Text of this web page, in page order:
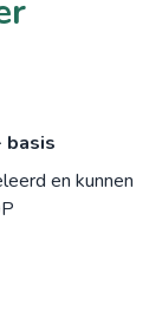
en kunnen